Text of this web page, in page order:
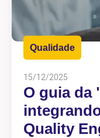
Qualidade
15/12/2025
O guia da
Quality